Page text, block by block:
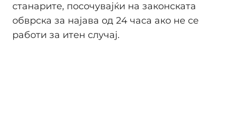
станарите, посочувајќи на законската
обврска за најава од 24 часа ако не се
работи за итен случај.